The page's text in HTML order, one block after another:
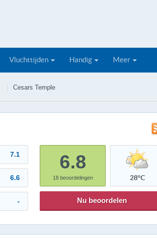
Vluchttijden Handig Meer
Cesars Temple
7.1
6.6
-
6.8
18beoordelingen 28°C
Nu beoordelen